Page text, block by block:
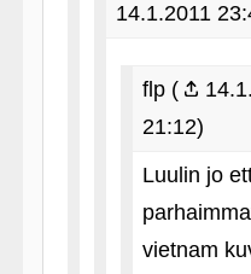
14.1.2011
flp (
21:12)
Luulin jo
vietnam